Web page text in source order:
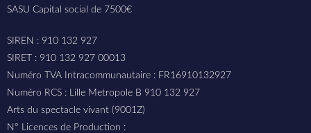
SASU Capital social de 7500€
SIREN : 910 132 927
SIRET : 910 132 927 00013
Numéro TVA Intracommunautaire : FR16910132927
Numéro RCS : Lille Metropole B 910 132 927
Arts du spectacle vivant (9001Z)
N° Licences de Production :